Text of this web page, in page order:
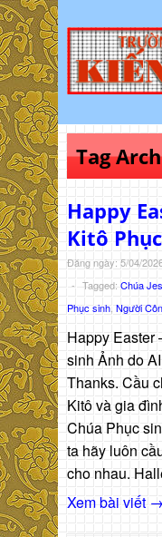
Tag
Happy
Kitô
Đăng ngày: 5/04/
- Tagged: Chúa
Phục sinh, Người
Happy Easter
sinh Ảnh do
Thanks. Cầu
Kitô và gia
Chúa Phục
ta hãy luôn
cho nhau.
Xem bài viết →